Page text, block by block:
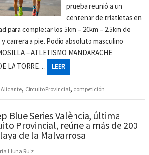
prueba reunió a un
centenar de triatletas en
para completar los 5km – 20km – 2.5km de
carrera a pie. Podio absoluto masculino
– ATLETISMO MANDARACHE
LA TORRE…
LEER
Alicante, Circuito Provincial, competición
Blue Series València, última
Provincial, reúne a más de 200
de la Malvarrosa
Lluna Ruiz